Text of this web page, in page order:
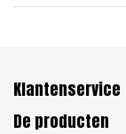
Klantenservice
De producten